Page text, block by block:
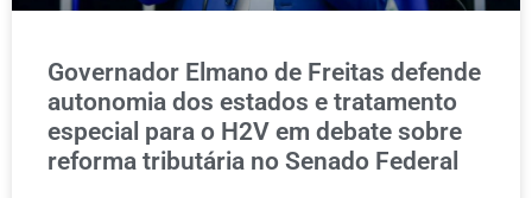
Governador Elmano de Freitas defende
autonomia dos estados e tratamento
especial para o H2V em debate sobre
reforma tributária no Senado Federal